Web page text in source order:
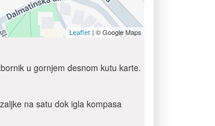
Leaflet | © Google Maps
u gornjem desnom kutu karte.
na satu dok igla kompasa